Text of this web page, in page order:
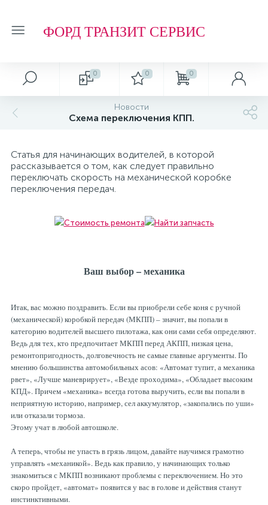
ФОРД ТРАНЗИТ СЕРВИС
0 0 0
Новости
Схема переключения КПП.
Статья для начинающих водителей, в которой
рассказывается о том, как следует правильно
переключать скорость на механической коробке
переключения передач.
Ваш выбор – механика
Итак, вас можно поздравить. Если вы приобрели себе коня с ручной
(механической) коробкой передач (МКПП) – значит, вы попали в
категорию водителей высшего пилотажа, как они сами себя определяют.
Ведь для тех, кто предпочитает МКПП перед АКПП, низкая цена,
ремонтопригодность, долговечность не самые главные аргументы. По
мнению большинства автомобильных асов: «Автомат тупит, а механика
рвет», «Лучше маневрирует», «Везде проходима», «Обладает высоким
КПД». Причем «механика» всегда готова выручить, если вы попали в
неприятную историю, например, сел аккумулятор, «закопались по уши»
или отказали тормоза.
Этому учат в любой автошколе.
А теперь, чтобы не упасть в грязь лицом, давайте научимся грамотно
управлять «механикой». Ведь как правило, у начинающих только
знакомиться с МКПП возникают проблемы с переключением. Но это
скоро пройдет, «автомат» появится у вас в голове и действия станут
инстинктивными.
Автосервис
Ремонт подвески и ходовой части
Ремонт агрегатов
Рулевая система
Топливная система
Тормозная система
Автоэлектрика
О магазине
Отзывы о компании
Обзоры и советы
Обзоры
Рейтинг
Т.О. ФОРД ТРАНЗИТ
Фильтр МАСЛЯНЫЙ
Фильтр ТОПЛИВНЫЙ
Масло МОТОРНОЕ
МАСЛО ТРАНСМИССИОННОЕ
ТОРМОЗНАЯ ЖИДКОСТЬ
АНТИФРИЗ
ПРИВОДНОЙ РЕМЕНЬ
РОЛИКИ